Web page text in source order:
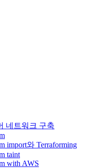
네트워크 구축
import와 Terraforming
taint
with AWS